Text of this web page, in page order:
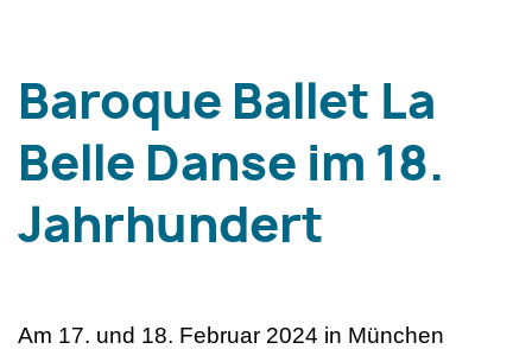
Baroque Ballet La
Belle Danse im 18.
Jahrhundert
Am 17. und 18. Februar 2024 in München